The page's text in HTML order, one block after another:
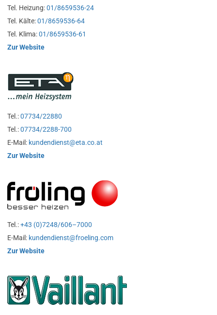
Tel. Heizung:01/8659536-24
Tel. Kälte:01/8659536-64
Tel. Klima:01/8659536-61
Zur Website
Tel.:07734/22880
Tel.:07734/2288-700
E-Mail: kundendienst@eta.co.at
Zur Website
Tel.:+43 (0)7248/606–7000
E-Mail: kundendienst@froeling.com
Zur Website